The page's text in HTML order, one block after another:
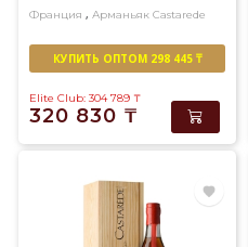
Франция , Арманьяк Castarede
КУПИТЬ ОПТОМ 298 445 ₸
Elite Club: 304 789 ₸
320 830 ₸